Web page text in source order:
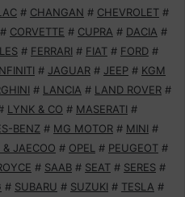
# CHANGAN # CHEVROLET #
# CORVETTE # CUPRA # DACIA #
# FERRARI # FIAT # FORD #
# JAGUAR # JEEP # KGM
# LANCIA # LAND ROVER #
LYNK & CO # MASERATI #
BENZ # MG MOTOR # MINI #
JAECOO # OPEL # PEUGEOT #
# SAAB # SEAT # SERES #
# SUBARU # SUZUKI # TESLA #